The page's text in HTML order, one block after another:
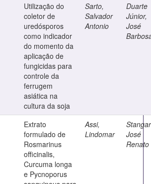
Utilização do
coletor de
uredósporos
como indicador
do momento da
aplicação de
fungicidas para
controle da
ferrugem
asiática na
cultura da soja
Sarto,
Salvador
Antonio
Duarte
Júnior,
José
Extrato
formulado de
Rosmarinus
officinalis,
Curcuma longa
e Pycnoporus
Assi,
Lindomar
José
Renato